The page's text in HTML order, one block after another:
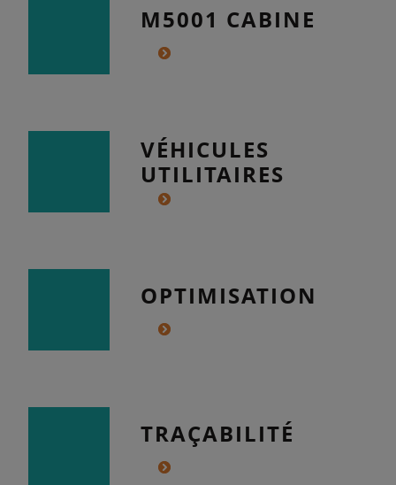
M5001 CABINE
VÉHICULES
UTILITAIRES
OPTIMISATION
TRAÇABILITÉ